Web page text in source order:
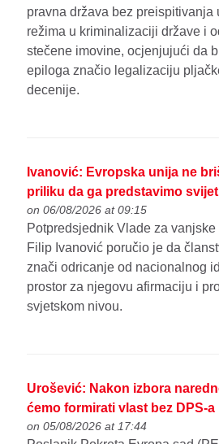
pravna država bez preispitivanja
režima u kriminalizaciji države i
stečene imovine, ocjenjujući da
epiloga značio legalizaciju
decenije.
Ivanović: Evropska unija ne
priliku da ga predstavimo
on 06/08/2026 at 09:15
Potpredsjednik Vlade za
Filip Ivanović poručio je da
znači odricanje od nacionalnog
prostor za njegovu afirmaciju i
svjetskom nivou.
Urošević: Nakon izbora
ćemo formirati vlast bez DPS-a
on 05/08/2026 at 17:44